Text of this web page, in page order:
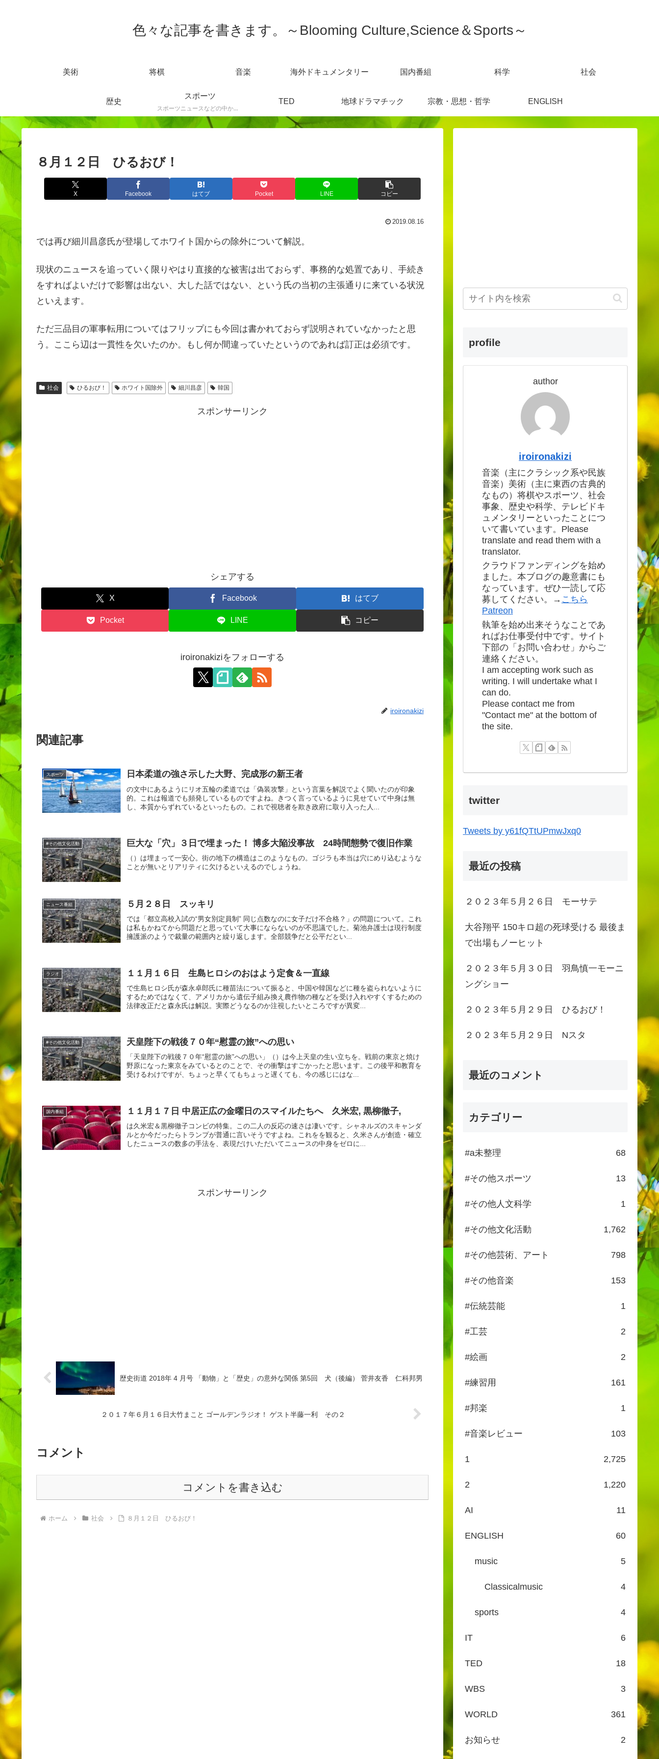
色々な記事を書きます。～Blooming Culture,Science＆Sports～
美術 将棋 音楽 海外ドキュメンタリー 国内番組 科学 社会
歴史
スポーツ
スポーツニュースなどの中から感じた事を書きます。
TED 地球ドラマチック 宗教・思想・哲学 ENGLISH
８月１２日 ひるおび！
X Facebook はてブ Pocket LINE コピー
2019.08.16
では再び細川昌彦氏が登場してホワイト国からの除外について解説。
現状のニュースを追っていく限りやはり直接的な被害は出ておらず、事務的な処置であり、手続き
をすればよいだけで影響は出ない、大した話ではない、という氏の当初の主張通りに来ている状況
といえます。
ただ三品目の軍事転用についてはフリップにも今回は書かれておらず説明されていなかったと思
う。ここら辺は一貫性を欠いたのか。もし何か間違っていたというのであれば訂正は必須です。
社会 ひるおび！ ホワイト国除外 細川昌彦 韓国
スポンサーリンク
シェアする
X Facebook はてブ
Pocket LINE コピー
iroironakiziをフォローする
iroironakizi
関連記事
スポーツ 日本柔道の強さ示した大野、完成形の新王者
の文中にあるようにリオ五輪の柔道では「偽装攻撃」という言葉を解説でよく聞いたのが印象
的。これは報道でも頻発しているものですよね。きつく言っているように見せていて中身は無
し、本質からずれているといったもの。これで視聴者を欺き政府に取り入った人...
#その他文化活動 巨大な「穴」３日で埋まった！ 博多大陥没事故 24時間態勢で復旧作業
（）は埋まって一安心。街の地下の構造はこのようなもの。ゴジラも本当は穴にめり込むような
ことが無いとリアリティに欠けるといえるのでしょうね。
ニュース番組 ５月２８日 スッキリ
では「都立高校入試の“男女別定員制” 同じ点数なのに女子だけ不合格？」の問題について。これ
は私もかねてから問題だと思っていて大事にならないのが不思議でした。菊池弁護士は現行制度
擁護派のようで裁量の範囲内と繰り返します。全部競争だと公平だとい...
ラジオ １１月１６日 生島ヒロシのおはよう定食＆一直線
で生島ヒロシ氏が森永卓郎氏に種苗法について振ると、中国や韓国などに種を盗られないように
するためではなくて、アメリカから遺伝子組み換え農作物の種などを受け入れやすくするための
法律改正だと森永氏は解説。実際どうなるのか注視したいところですが異変...
#その他文化活動 天皇陛下の戦後７０年“慰霊の旅”への思い
「天皇陛下の戦後７０年“慰霊の旅”への思い」（）は今上天皇の生い立ちを。戦前の東京と焼け
野原になった東京をみているとのことで、その衝撃はすごかったと思います。この後平和教育を
受けるわけですが、ちょっと早くてもちょっと遅くても、今の感じにはな...
国内番組 １１月１７日 中居正広の金曜日のスマイルたちへ 久米宏, 黒柳徹子,
は久米宏＆黒柳徹子コンビの特集。この二人の反応の速さは凄いです。シャネルズのスキャンダ
ルとか今だったらトランプが普通に言いそうですよね。これをを観ると、久米さんが創造・確立
したニュースの数多の手法を、表現だけいただいてニュースの中身をゼロに...
スポンサーリンク
歴史街道 2018年 4 月号 「動物」と「歴史」の意外な関係 第5回 犬（後編） 菅井友香 仁科邦男
２０１７年６月１６日大竹まこと ゴールデンラジオ！ ゲスト半藤一利 その２
コメント
コメントを書き込む
ホーム 社会 ８月１２日 ひるおび！
profile
author
iroironakizi
音楽（主にクラシック系や民族
音楽）美術（主に東西の古典的
なもの）将棋やスポーツ、社会
事象、歴史や科学、テレビドキ
ュメンタリーといったことにつ
いて書いています。Please
translate and read them with a
translator.
クラウドファンディングを始め
ました。本ブログの趣意書にも
なっています。ぜひ一読して応
募してください。→ こちら
Patreon
執筆を始め出来そうなことであ
ればお仕事受付中です。サイト
下部の「お問い合わせ」からご
連絡ください。
I am accepting work such as
writing. I will undertake what I
can do.
Please contact me from
"Contact me" at the bottom of
the site.
twitter
Tweets by y61fQTtUPmwJxq0
最近の投稿
２０２３年５月２６日 モーサテ
大谷翔平 150キロ超の死球受ける 最後ま
で出場もノーヒット
２０２３年５月３０日 羽鳥慎一モーニ
ングショー
２０２３年５月２９日 ひるおび！
２０２３年５月２９日 Nスタ
最近のコメント
カテゴリー
#a未整理 68
#その他スポーツ 13
#その他人文科学 1
#その他文化活動 1,762
#その他芸術、アート 798
#その他音楽 153
#伝統芸能 1
#工芸 2
#絵画 2
#練習用 161
#邦楽 1
#音楽レビュー 103
1 2,725
2 1,220
AI 11
ENGLISH 60
music 5
Classicalmusic 4
sports 4
IT 6
TED 18
WBS 3
WORLD 361
お知らせ 2